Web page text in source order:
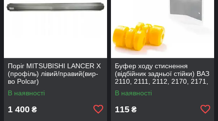
Поріг MITSUBISHI LANCER Х
(профіль) лівий/правий(вир-
во Polcar)
В наявності
1 400 ₴
Буфер ходу стиснення
(відбійник задньої стійки) ВАЗ
2110, 2111, 2112, 2170, 2171,
2172 (2шт) (вир-во CS-20
В наявності
115 ₴